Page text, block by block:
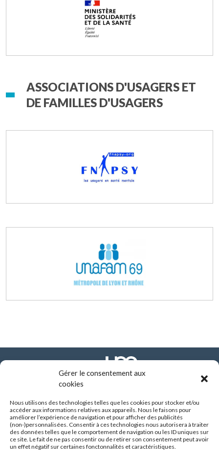
Gérer le consentement aux
cookies
Nous utilisons des technologies telles que les cookies pour stocker et/ou
accéder aux informations relatives aux appareils. Nous le faisons pour
améliorer l’expérience de navigation et pour afficher des publicités
(non-)personnalisées. Consentir à ces technologies nous autorisera à traiter
des données telles que le comportement de navigation ou les ID uniques sur
ce site. Le fait de ne pas consentir ou de retirer son consentement peut avoir
un effet négatif sur certaines fonctonnalités et caractéristiques.
ASSOCIATIONS D'USAGERS ET
DE FAMILLES D'USAGERS
FONDATION ARHM
290 route de Vienne - BP 8252
69355 LYON CEDEX
04 37 90 10 10